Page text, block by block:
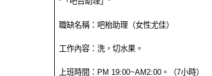
職缺名稱：吧枱助理（女性尤佳）
工作內容：洗，切水果。
上班時間：PM 19:00~AM2:00。（7小時）